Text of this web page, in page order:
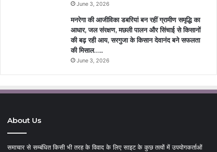
June 3, 2026
मनरेगा की आजीविका डबरियां बन रहीं ग्रामीण समृद्धि का
आधार, जल संरक्षण, मछली पालन और सिंचाई से किसानों
की बढ़ रही आय, सरगुजा के किसान देवानंद बने सफलता
की मिसाल…..
June 3, 2026
About Us
समाचार से सम्बंधित किसी भी तरह के विवाद के लिए साइट के कुछ तत्वों में उपयोगकर्ताओं